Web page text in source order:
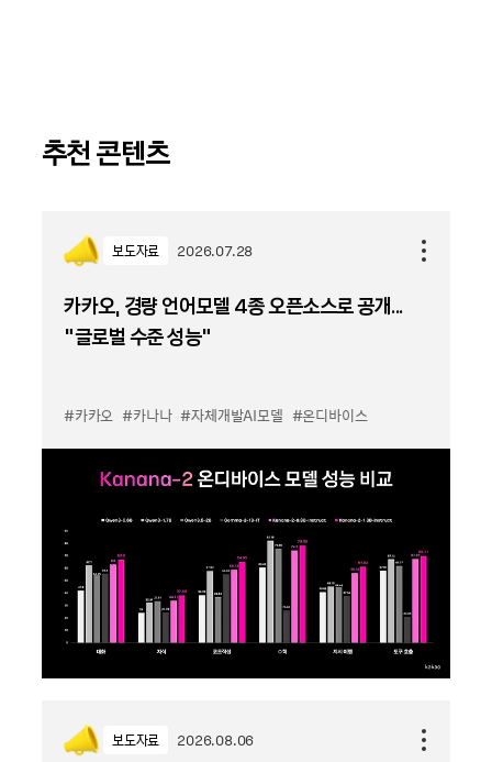
추천 콘텐츠
보도자료 2026.07.28
카카오, 경량 언어모델 4종 오픈소스로 공개...
“글로벌 수준 성능”
#카카오 #카나나 #자체개발AI모델 #온디바이스
보도자료 2026.08.06